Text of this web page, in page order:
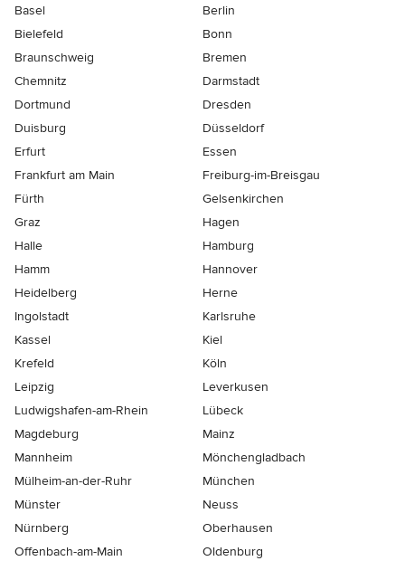
Basel
Berlin
Bielefeld
Bonn
Braunschweig
Bremen
Chemnitz
Darmstadt
Dortmund
Dresden
Duisburg
Düsseldorf
Erfurt
Essen
Frankfurt am Main
Freiburg-im-Breisgau
Fürth
Gelsenkirchen
Graz
Hagen
Halle
Hamburg
Hamm
Hannover
Heidelberg
Herne
Ingolstadt
Karlsruhe
Kassel
Kiel
Krefeld
Köln
Leipzig
Leverkusen
Ludwigshafen-am-Rhein
Lübeck
Magdeburg
Mainz
Mannheim
Mönchen­gladbach
Mülheim-an-der-Ruhr
München
Münster
Neuss
Nürnberg
Oberhausen
Offenbach-am-Main
Oldenburg